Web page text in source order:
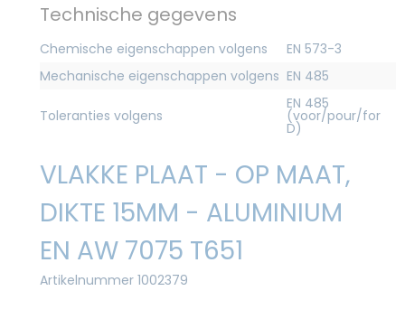
Technische gegevens
Chemische eigenschappen volgens
EN 573-3
Mechanische eigenschappen volgens EN 485
Toleranties volgens
EN 485
(voor/pour/for
D)
VLAKKE PLAAT - OP MAAT,
DIKTE 15MM - ALUMINIUM
EN AW 7075 T651
Artikelnummer 1002379